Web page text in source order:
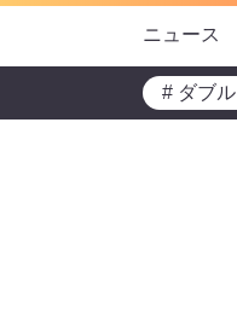
ニュース
# ダブ